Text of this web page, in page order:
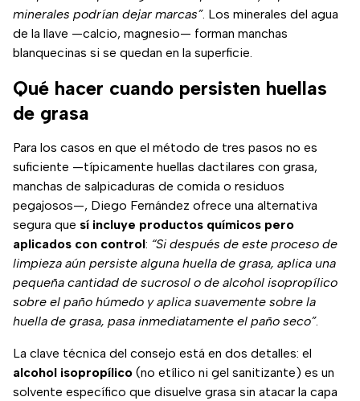
minerales podrían dejar marcas”. Los minerales del agua
de la llave —calcio, magnesio— forman manchas
blanquecinas si se quedan en la superficie.
Qué hacer cuando persisten huellas
de grasa
Para los casos en que el método de tres pasos no es
suficiente —típicamente huellas dactilares con grasa,
manchas de salpicaduras de comida o residuos
pegajosos—, Diego Fernández ofrece una alternativa
segura que sí incluye productos químicos pero
aplicados con control: “Si después de este proceso de
limpieza aún persiste alguna huella de grasa, aplica una
pequeña cantidad de sucrosol o de alcohol isopropílico
sobre el paño húmedo y aplica suavemente sobre la
huella de grasa, pasa inmediatamente el paño seco”.
La clave técnica del consejo está en dos detalles: el
alcohol isopropílico (no etílico ni gel sanitizante) es un
solvente específico que disuelve grasa sin atacar la capa